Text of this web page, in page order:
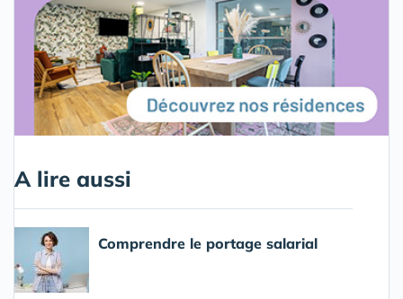
A lire aussi
Comprendre le portage salarial